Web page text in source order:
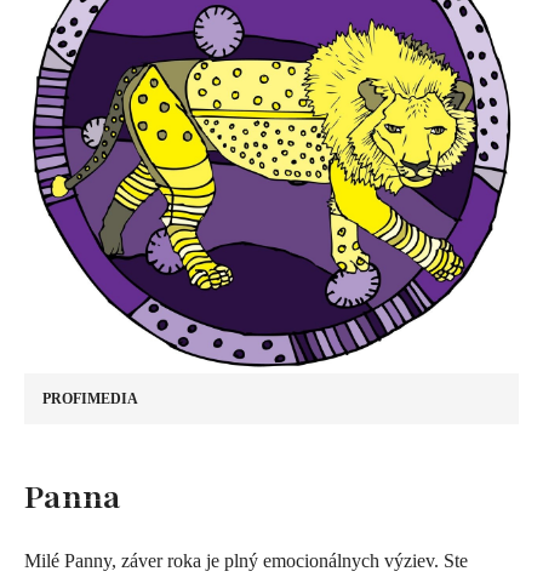
PROFIMEDIA
​Panna
Milé Panny, záver roka je plný emocionálnych výziev. Ste